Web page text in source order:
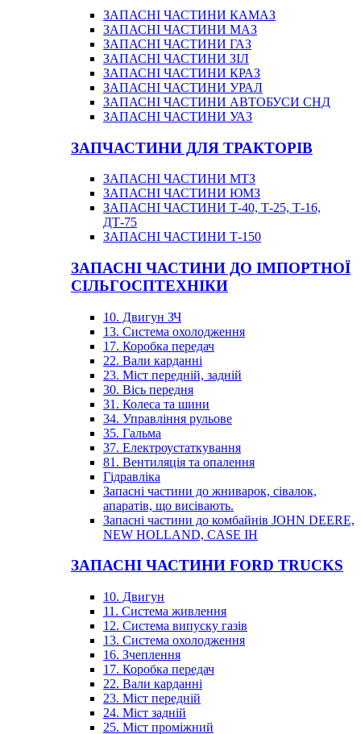
ЗАПАСНІ ЧАСТИНИ КАМАЗ
ЗАПАСНІ ЧАСТИНИ МАЗ
ЗАПАСНІ ЧАСТИНИ ГАЗ
ЗАПАСНІ ЧАСТИНИ ЗІЛ
ЗАПАСНІ ЧАСТИНИ КРАЗ
ЗАПАСНІ ЧАСТИНИ УРАЛ
ЗАПАСНІ ЧАСТИНИ АВТОБУСИ СНД
ЗАПАСНІ ЧАСТИНИ УАЗ
ЗАПЧАСТИНИ ДЛЯ ТРАКТОРІВ
ЗАПАСНІ ЧАСТИНИ МТЗ
ЗАПАСНІ ЧАСТИНИ ЮМЗ
ЗАПАСНІ ЧАСТИНИ Т-40, Т-25, Т-16,
ДТ-75
ЗАПАСНІ ЧАСТИНИ Т-150
ЗАПАСНІ ЧАСТИНИ ДО ІМПОРТНОЇ
СІЛЬГОСПТЕХНІКИ
10. Двигун ЗЧ
13. Система охолодження
17. Коробка передач
22. Вали карданні
23. Міст передній, задній
30. Вісь передня
31. Колеса та шини
34. Управління рульове
35. Гальма
37. Електроустаткування
81. Вентиляція та опалення
Гідравліка
Запасні частини до жниварок, сівалок,
апаратів, що висівають.
Запасні частини до комбайнів JOHN DEERE,
NEW HOLLAND, CASE IH
ЗАПАСНІ ЧАСТИНИ FORD TRUCKS
10. Двигун
11. Система живлення
12. Система випуску газів
13. Система охолодження
16. Зчеплення
17. Коробка передач
22. Вали карданні
23. Міст передній
24. Міст задній
25. Міст проміжний